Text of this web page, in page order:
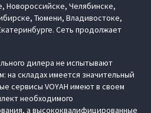
Новороссийске, Челябинске,
Тюмени, Владивостоке,
Сеть продолжает
дилера не испытывают
на складах имеется значительный
сервисы VOYAH имеют в своем
необходимого
а высококвалифицированные